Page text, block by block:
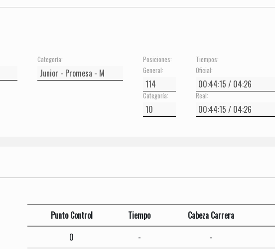
Categoría:
Posiciones:
General:
Categoría:
Tiempos:
Oficial:
Real:
Punto Control Tiempo Cabeza Carrera
0
- -